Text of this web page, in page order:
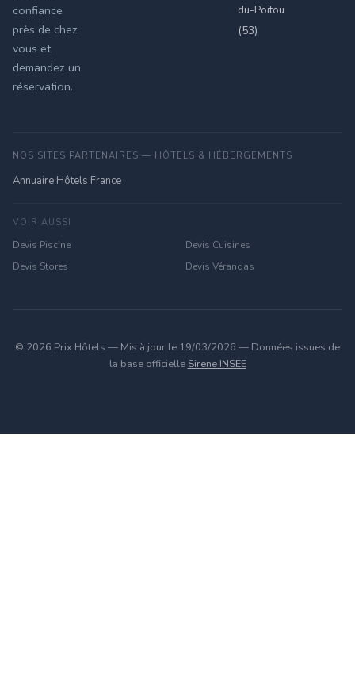
confiance
près de chez
vous et
demandez un
réservation.
du-Poitou
(53)
NOS SITES PARTENAIRES — HÔTELS & HÉBERGEMENTS
Annuaire Hôtels France
VOIR AUSSI
Devis Piscine
Devis Cuisines
Devis Stores
Devis Vérandas
© 2026 Prix Hôtels — Mis à jour le 19/03/2026 — Données issues de
la base officielle Sirene INSEE